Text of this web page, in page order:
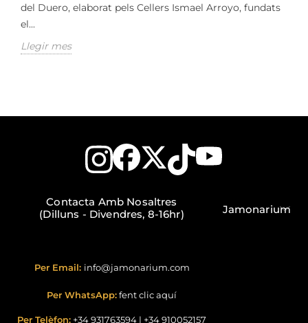
del Duero, elaborat pels Cellers Ismael Arroyo, fundats
el...
Llegir mes
Contacta Amb Nosaltres
(Dilluns - Divendres, 8-16hr)
Per Email: info@jamonarium.com
Per WhatsApp:fent clic aquí
Per Telèfon: +34 931763594 | +34 910052157
Jamonarium